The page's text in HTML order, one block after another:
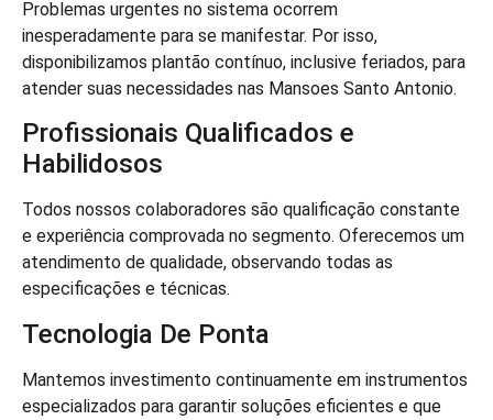
Problemas urgentes no sistema ocorrem
inesperadamente para se manifestar. Por isso,
disponibilizamos plantão contínuo, inclusive feriados, para
atender suas necessidades nas Mansoes Santo Antonio.
Profissionais Qualificados e
Habilidosos
Todos nossos colaboradores são qualificação constante
e experiência comprovada no segmento. Oferecemos um
atendimento de qualidade, observando todas as
especificações e técnicas.
Tecnologia De Ponta
Mantemos investimento continuamente em instrumentos
especializados para garantir soluções eficientes e que